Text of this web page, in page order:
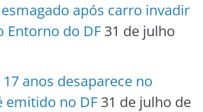
após carro invadir
Entorno do DF 31 de julho
anos desaparece no
emitido no DF 31 de julho de